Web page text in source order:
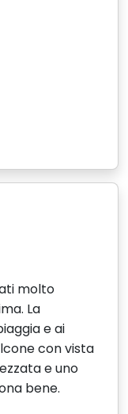
molto
La
e ai
con vista
e uno
bene.